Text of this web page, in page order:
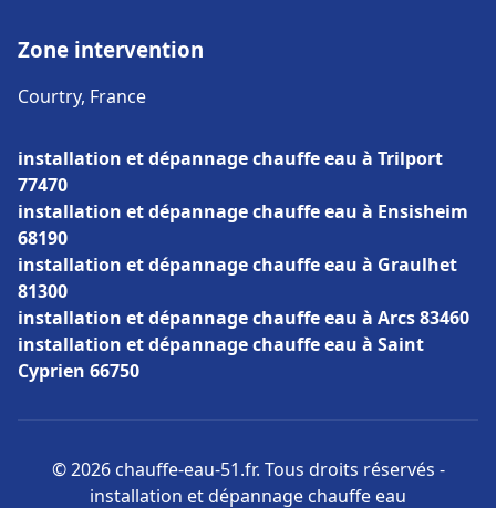
Zone intervention
Courtry, France
installation et dépannage chauffe eau à Trilport
77470
installation et dépannage chauffe eau à Ensisheim
68190
installation et dépannage chauffe eau à Graulhet
81300
installation et dépannage chauffe eau à Arcs 83460
installation et dépannage chauffe eau à Saint
Cyprien 66750
© 2026 chauffe-eau-51.fr. Tous droits réservés -
installation et dépannage chauffe eau